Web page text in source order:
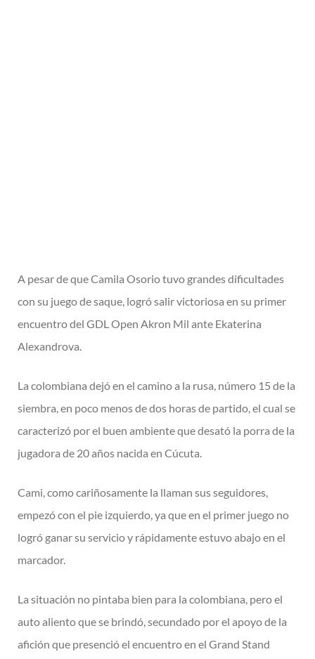
A pesar de que Camila Osorio tuvo grandes dificultades
con su juego de saque, logró salir victoriosa en su primer
encuentro del GDL Open Akron Mil ante Ekaterina
Alexandrova.
La colombiana dejó en el camino a la rusa, número 15 de la
siembra, en poco menos de dos horas de partido, el cual se
caracterizó por el buen ambiente que desató la porra de la
jugadora de 20 años nacida en Cúcuta.
Cami, como cariñosamente la llaman sus seguidores,
empezó con el pie izquierdo, ya que en el primer juego no
logró ganar su servicio y rápidamente estuvo abajo en el
marcador.
La situación no pintaba bien para la colombiana, pero el
auto aliento que se brindó, secundado por el apoyo de la
afición que presenció el encuentro en el Grand Stand